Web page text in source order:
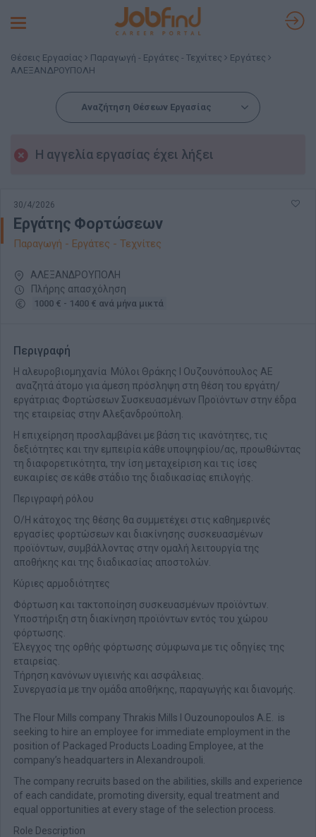
Toggle
Θέσεις Εργασίας Παραγωγή - Εργάτες - Τεχνίτες
Εργάτες
ΑΛΕΞΑΝΔΡΟΥΠΟΛΗ
Αναζήτηση Θέσεων Εργασίας
Η αγγελία εργασίας έχει λήξει
30/4/2026
Εργάτης Φορτώσεων
Παραγωγή - Εργάτες - Τεχνίτες
ΑΛΕΞΑΝΔΡΟΥΠΟΛΗ
Πλήρης απασχόληση
1000 € - 1400 € ανά μήνα μικτά
Περιγραφή
Η αλευροβιομηχανία Μύλοι Θράκης Ι Ουζουνόπουλος ΑΕ
αναζητά άτομο για άμεση πρόσληψη στη θέση του εργάτη/
εργάτριας Φορτώσεων Συσκευασμένων Προϊόντων στην έδρα
της εταιρείας στην Αλεξανδρούπολη.
Η επιχείρηση προσλαμβάνει με βάση τις ικανότητες, τις
δεξιότητες και την εμπειρία κάθε υποψηφίου/ας, προωθώντας
τη διαφορετικότητα, την ίση μεταχείριση και τις ίσες
ευκαιρίες σε κάθε στάδιο της διαδικασίας επιλογής.
Περιγραφή ρόλου
Ο/Η κάτοχος της θέσης θα συμμετέχει στις καθημερινές
εργασίες φορτώσεων και διακίνησης συσκευασμένων
προϊόντων, συμβάλλοντας στην ομαλή λειτουργία της
αποθήκης και της διαδικασίας αποστολών.
Κύριες αρμοδιότητες
Φόρτωση και τακτοποίηση συσκευασμένων προϊόντων.
Υποστήριξη στη διακίνηση προϊόντων εντός του χώρου
φόρτωσης.
Έλεγχος της ορθής φόρτωσης σύμφωνα με τις οδηγίες της
εταιρείας.
Τήρηση κανόνων υγιεινής και ασφάλειας.
Συνεργασία με την ομάδα αποθήκης, παραγωγής και διανομής.
The Flour Mills company Thrakis Mills I Ouzounopoulos A.E. is
seeking to hire an employee for immediate employment in the
position of Packaged Products Loading Employee, at the
company’s headquarters in Alexandroupoli.
The company recruits based on the abilities, skills and experience
of each candidate, promoting diversity, equal treatment and
equal opportunities at every stage of the selection process.
Role Description